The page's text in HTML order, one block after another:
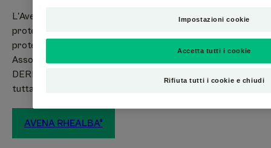
Benefici della consistenza
Una fresca consistenza latte per lenire e rinfrescare la pelle
dopo l'esposizione al sole.
Delicatamente profumata
L'Avena Rhealba®, ricca di molecole attive, agisce sulle 3
proteine essenziali per la struttura e la salute della pelle: le
proteine di difesa, di segnalazione e di cicatrizzazione.
Associata ad attivi potenti, è presente in tutti i prodotti A-
DERMA per rigenerare, riparare e lenire le pelli fragili di
tutta la famiglia.
AVENA RHEALBA®
Impostazioni cookie
Rifiuta tutti i cookie e chiudi
Accetta tutti i cookie